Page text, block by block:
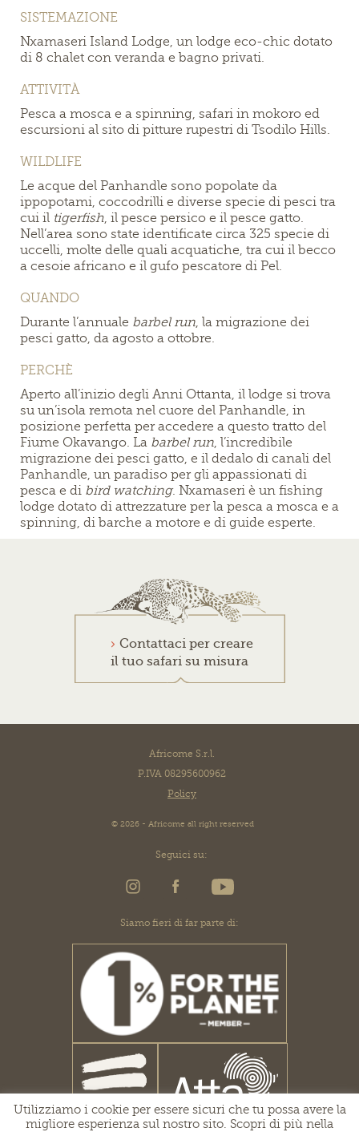
SISTEMAZIONE
Nxamaseri Island Lodge, un lodge eco-chic dotato
di 8 chalet con veranda e bagno privati.
ATTIVITÀ
Pesca a mosca e a spinning, safari in mokoro ed
escursioni al sito di pitture rupestri di Tsodilo Hills.
WILDLIFE
Le acque del Panhandle sono popolate da
ippopotami, coccodrilli e diverse specie di pesci tra
cui il tigerfish, il pesce persico e il pesce gatto.
Nell’area sono state identificate circa 325 specie di
uccelli, molte delle quali acquatiche, tra cui il becco
a cesoie africano e il gufo pescatore di Pel.
QUANDO
Durante l’annuale barbel run, la migrazione dei
pesci gatto, da agosto a ottobre.
PERCHÈ
Aperto all’inizio degli Anni Ottanta, il lodge si trova
su un’isola remota nel cuore del Panhandle, in
posizione perfetta per accedere a questo tratto del
Fiume Okavango. La barbel run, l’incredibile
migrazione dei pesci gatto, e il dedalo di canali del
Panhandle, un paradiso per gli appassionati di
pesca e di bird watching. Nxamaseri è un fishing
lodge dotato di attrezzature per la pesca a mosca e a
spinning, di barche a motore e di guide esperte.
Contattaci per creare
il tuo safari su misura
Seguici su:
Africome S.r.l.
P.IVA 08295600962
Policy
© 2026 - Africome all right reserved
Siamo fieri di far parte di:
Utilizziamo i cookie per essere sicuri che tu possa avere la
migliore esperienza sul nostro sito. Scopri di più nella